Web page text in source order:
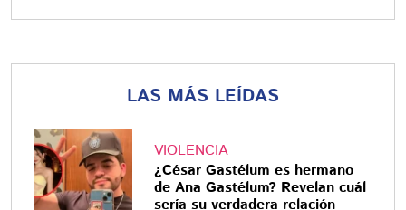
LAS MÁS LEÍDAS
VIOLENCIA
¿César Gastélum es hermano
de Ana Gastélum? Revelan cuál
sería su verdadera relación